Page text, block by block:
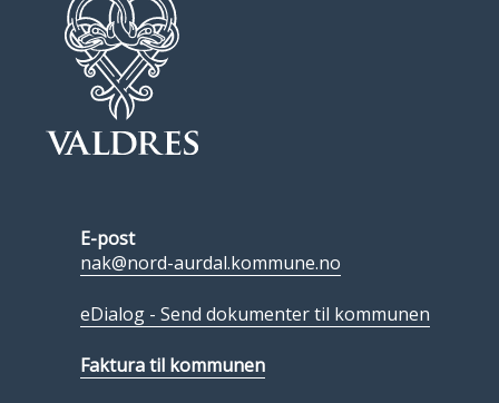
E-post
nak@nord-aurdal.kommune.no
eDialog - Send dokumenter til kommunen
Faktura til kommunen